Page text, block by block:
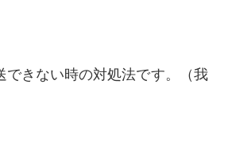
できない時の対処法です。（我